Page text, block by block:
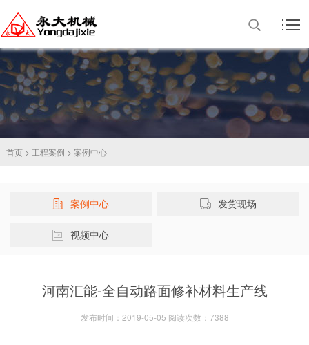
首页> 工程案例 > 案例中心
案例中心 发货现场
视频中心
河南汇能-全自动路面修补材料生产线
发布时间：2019-05-05 阅读次数：7388